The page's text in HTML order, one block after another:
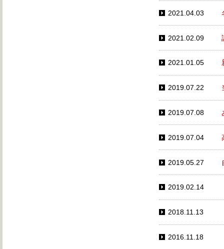
2021.04.03
2021.02.09
2021.01.05
2019.07.22
2019.07.08
2019.07.04
2019.05.27
2019.02.14
2018.11.13
2016.11.18